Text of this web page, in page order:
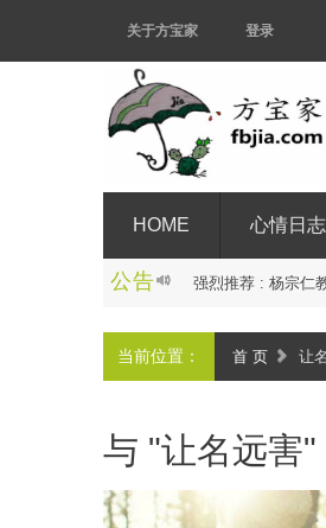
关于方宝家 登录
HOME 心情日志
公告 强烈推荐 : 杨宗仁
当前位置： 首 页 让
与 "让名远害